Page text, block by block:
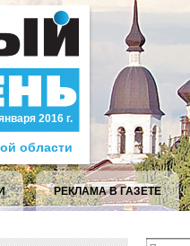
2016 г.
области
РЕКЛАМА В ГАЗЕТЕ